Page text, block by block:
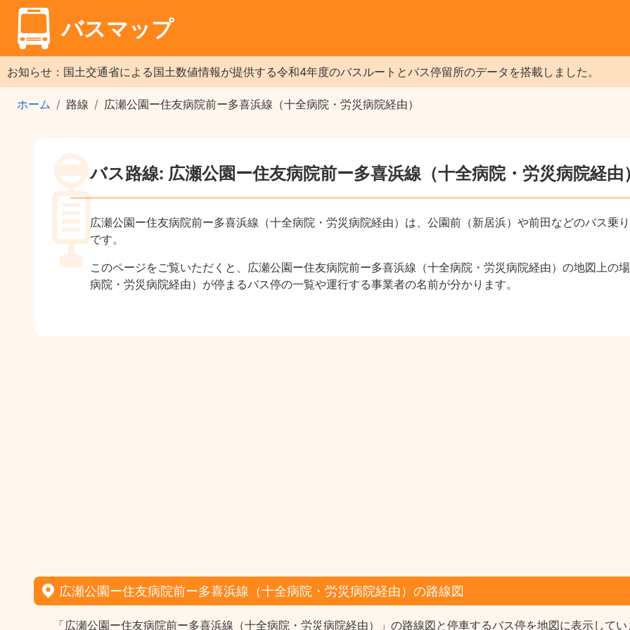
バスマップ
お知らせ：国土交通省による国土数値情報が提供する令和4年度のバスルートとバス停留所のデータを搭載しました。
ホーム 路線 広瀬公園ー住友病院前ー多喜浜線（十全病院・労災病院経由）
バス路線: 広瀬公園ー住友病院前ー多喜浜線（十全病院・労災病院経由
広瀬公園ー住友病院前ー多喜浜線（十全病院・労災病院経由）は、公園前（新居浜）や前田などのバス乗
です。
このページをご覧いただくと、広瀬公園ー住友病院前ー多喜浜線（十全病院・労災病院経由）の地図上の
病院・労災病院経由）が停まるバス停の一覧や運行する事業者の名前が分かります。
広瀬公園ー住友病院前ー多喜浜線（十全病院・労災病院経由）の路線図
「広瀬公園ー住友病院前ー多喜浜線（十全病院・労災病院経由）」の路線図と停車するバス停を地図に表示して